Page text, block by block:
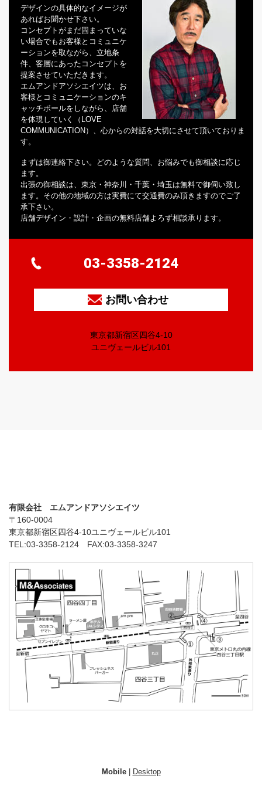
デザインの具体的なイメージが
あればお聞かせ下さい。
コンセプトがまだ固まっていな
い場合でもお客様とコミュニケ
ーションを取ながら、立地条
件、客層にあったコンセプトを
提案させていただきます。
エムアンドアソシエイツは、お
客様とコミュニケーションのキ
ャッチボールをしながら、店舗
を体現していく（LOVE
COMMUNICATION）、心からの対話を大切にさせて頂いておりま
す。
まずは御連絡下さい。どのような質問、お悩みでも御相談に応じ
ます。
出張の御相談は、東京・神奈川・千葉・埼玉は無料で御伺い致し
ます。その他の地域の方は実費にて交通費のみ頂きますのでご了
承下さい。
店舗デザイン・設計・企画の無料店舗よろず相談承ります。
03-3358-2124
お問い合わせ
東京都新宿区四谷4-10
ユニヴェールビル101
有限会社 エムアンドアソシエイツ
〒160-0004
東京都新宿区四谷4-10ユニヴェールビル101
TEL:03-3358-2124 FAX:03-3358-3247
Mobile| Desktop